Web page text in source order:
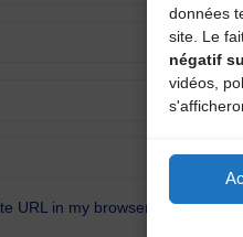
données
site. Le
négatif
vidéos,
URL in my browser for next time